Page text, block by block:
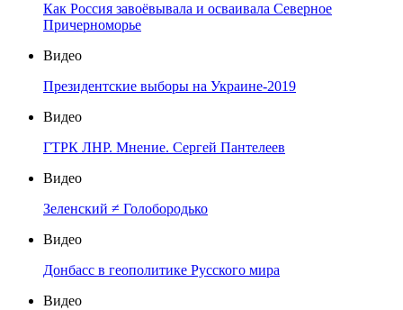
Как Россия завоёвывала и осваивала Северное
Причерноморье
Видео
Президентские выборы на Украине-2019
Видео
ГТРК ЛНР. Мнение. Сергей Пантелеев
Видео
Зеленский ≠ Голобородько
Видео
Донбасс в геополитике Русского мира
Видео